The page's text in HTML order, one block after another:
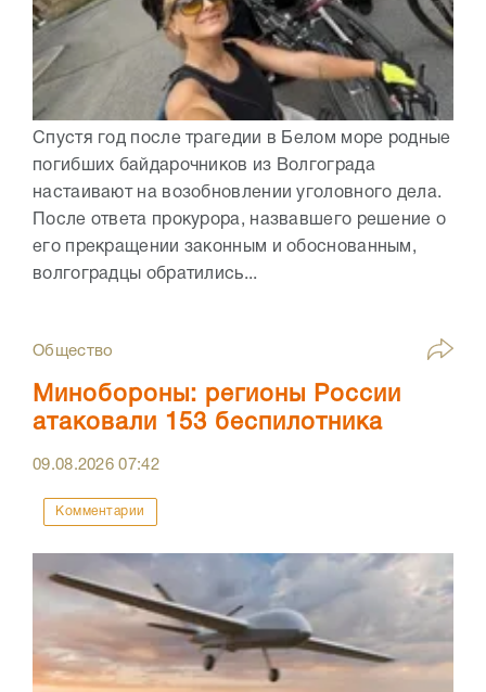
Спустя год после трагедии в Белом море родные
погибших байдарочников из Волгограда
настаивают на возобновлении уголовного дела.
После ответа прокурора, назвавшего решение о
его прекращении законным и обоснованным,
волгоградцы обратились...
Общество
Минобороны: регионы России
атаковали 153 беспилотника
09.08.202607:42
Комментарии